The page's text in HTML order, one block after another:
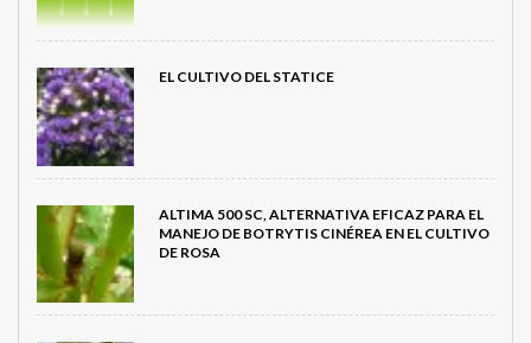
EL CULTIVO DEL STATICE
ALTIMA 500 SC, ALTERNATIVA EFICAZ PARA EL
MANEJO DE BOTRYTIS CINÉREA EN EL CULTIVO
DE ROSA